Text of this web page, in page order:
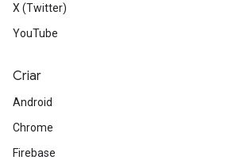
X (Twitter)
YouTube
Criar
Android
Chrome
Firebase